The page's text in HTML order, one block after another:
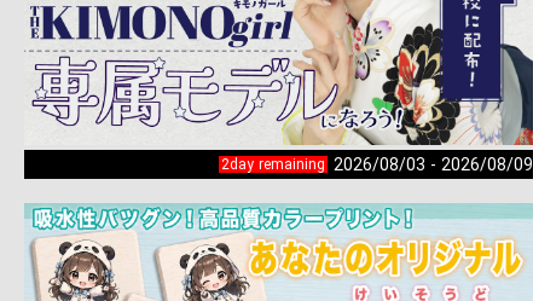
2day remaining 2026/08/03 - 2026/08/09